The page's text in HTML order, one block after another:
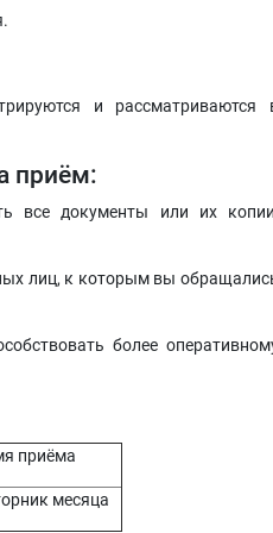
и рассматриваются
приём:
все документы или их
лиц, к которым вы
более
приёма
месяца